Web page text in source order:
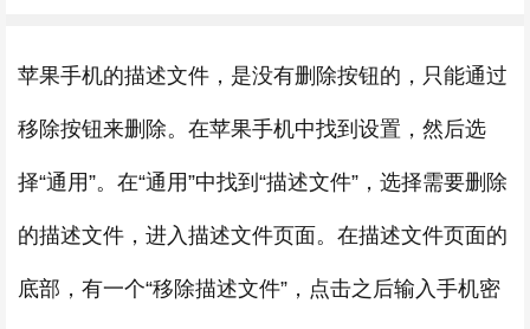
​苹果手机的描述文件，是没有删除按钮的，只能通过
移除按钮来删除。在苹果手机中找到设置，然后选
择“通用”。在“通用”中找到“描述文件”，选择需要删除
的描述文件，进入描述文件页面。在描述文件页面的
底部，有一个“移除描述文件”，点击之后输入手机密